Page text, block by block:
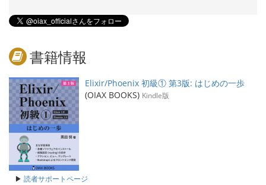
書籍情報
Elixir/Phoenix 初級① 第3版: はじめの一歩
(OIAX BOOKS) Kindle版
▶ 読者サポートページ